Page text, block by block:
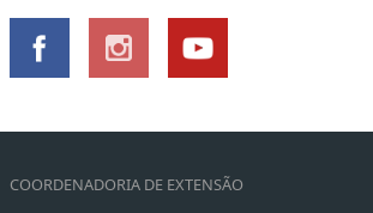
COORDENADORIA DE EXTENSÃO